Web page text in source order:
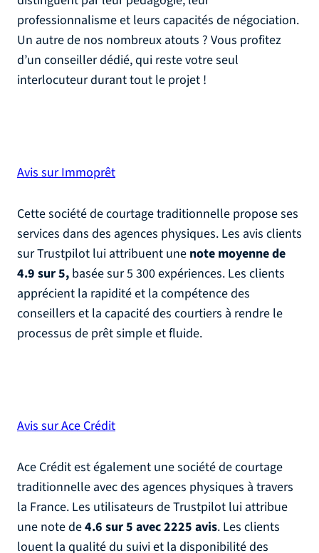
professionnalisme et leurs capacités de négociation.
Un autre de nos nombreux atouts ? Vous profitez
d’un conseiller dédié, qui reste votre seul
interlocuteur durant tout le projet !
Avis sur Immoprêt
Cette société de courtage traditionnelle propose ses
services dans des agences physiques. Les avis clients
sur Trustpilot lui attribuent une note moyenne de
4.9 sur 5, basée sur 5 300 expériences. Les clients
apprécient la rapidité et la compétence des
conseillers et la capacité des courtiers à rendre le
processus de prêt simple et fluide​.
Avis sur Ace Crédit
Ace Crédit est également une société de courtage
traditionnelle avec des agences physiques à travers
la France. Les utilisateurs de Trustpilot lui attribue
une note de4.6 sur 5 avec 2225 avis. Les clients
louent la qualité du suivi et la disponibilité des